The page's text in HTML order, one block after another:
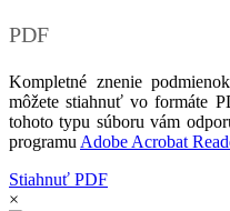
PDF
Kompletné znenie
môžete stiahnuť vo formáte
tohoto typu súboru vám
programu Adobe Acrobat
Stiahnuť PDF
×